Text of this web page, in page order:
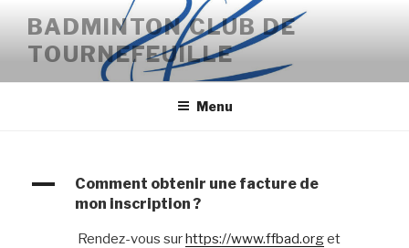
contenu
BADMINTON CLUB DE
TOURNEFEUILLE
Menu
A
Comment obtenir une facture de
mon inscription ?
Rendez-vous surhttps://www.ffbad.orget